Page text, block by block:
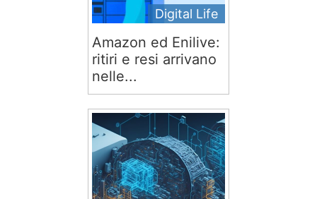
Digital Life
Amazon ed Enilive:
ritiri e resi arrivano
nelle...